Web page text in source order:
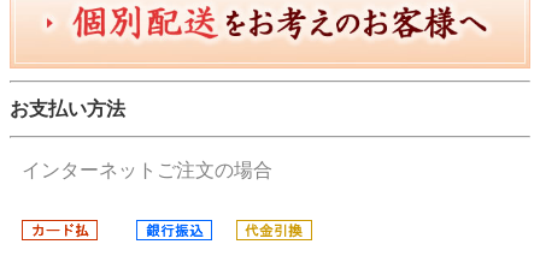
お支払い方法
インターネットご注文の場合